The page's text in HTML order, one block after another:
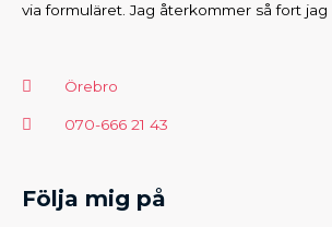
via formuläret. Jag återkommer så fort jag
Örebro
070-666 21 43
Följa mig på